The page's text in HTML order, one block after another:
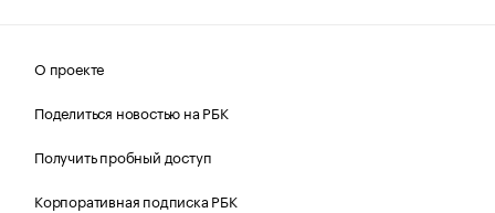
О проекте
Поделиться новостью на РБК
Получить пробный доступ
Корпоративная подписка РБК